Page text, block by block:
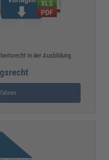
in der Ausbildung